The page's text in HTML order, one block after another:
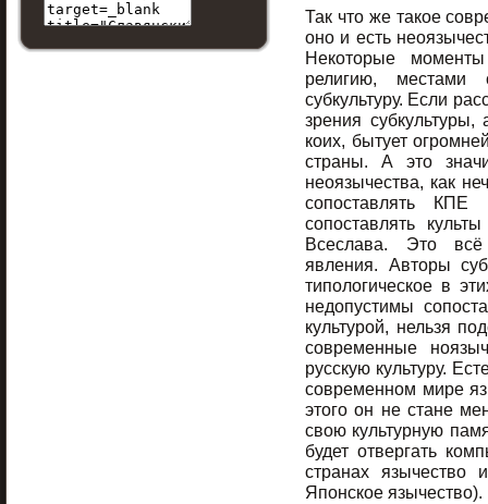
Так что же такое
оно и есть
Некоторые
религию,
субкультуру. Если
зрения субкультуры,
коих, бытует
страны. А это
неоязычества, как
сопоставлять
сопоставлять
Всеслава. Это всё
явления. Авторы
типологическое в
недопустимы
культурой, нельзя
современные
русскую культуру.
современном мире
этого он не стане
свою культурную
будет отвергать
странах язычество
Японское язычество).